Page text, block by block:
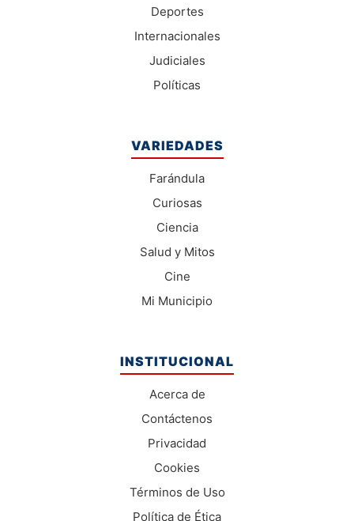
Deportes
Internacionales
Judiciales
Políticas
VARIEDADES
Farándula
Curiosas
Ciencia
Salud y Mitos
Cine
Mi Municipio
INSTITUCIONAL
Acerca de
Contáctenos
Privacidad
Cookies
Términos de Uso
Política de Ética